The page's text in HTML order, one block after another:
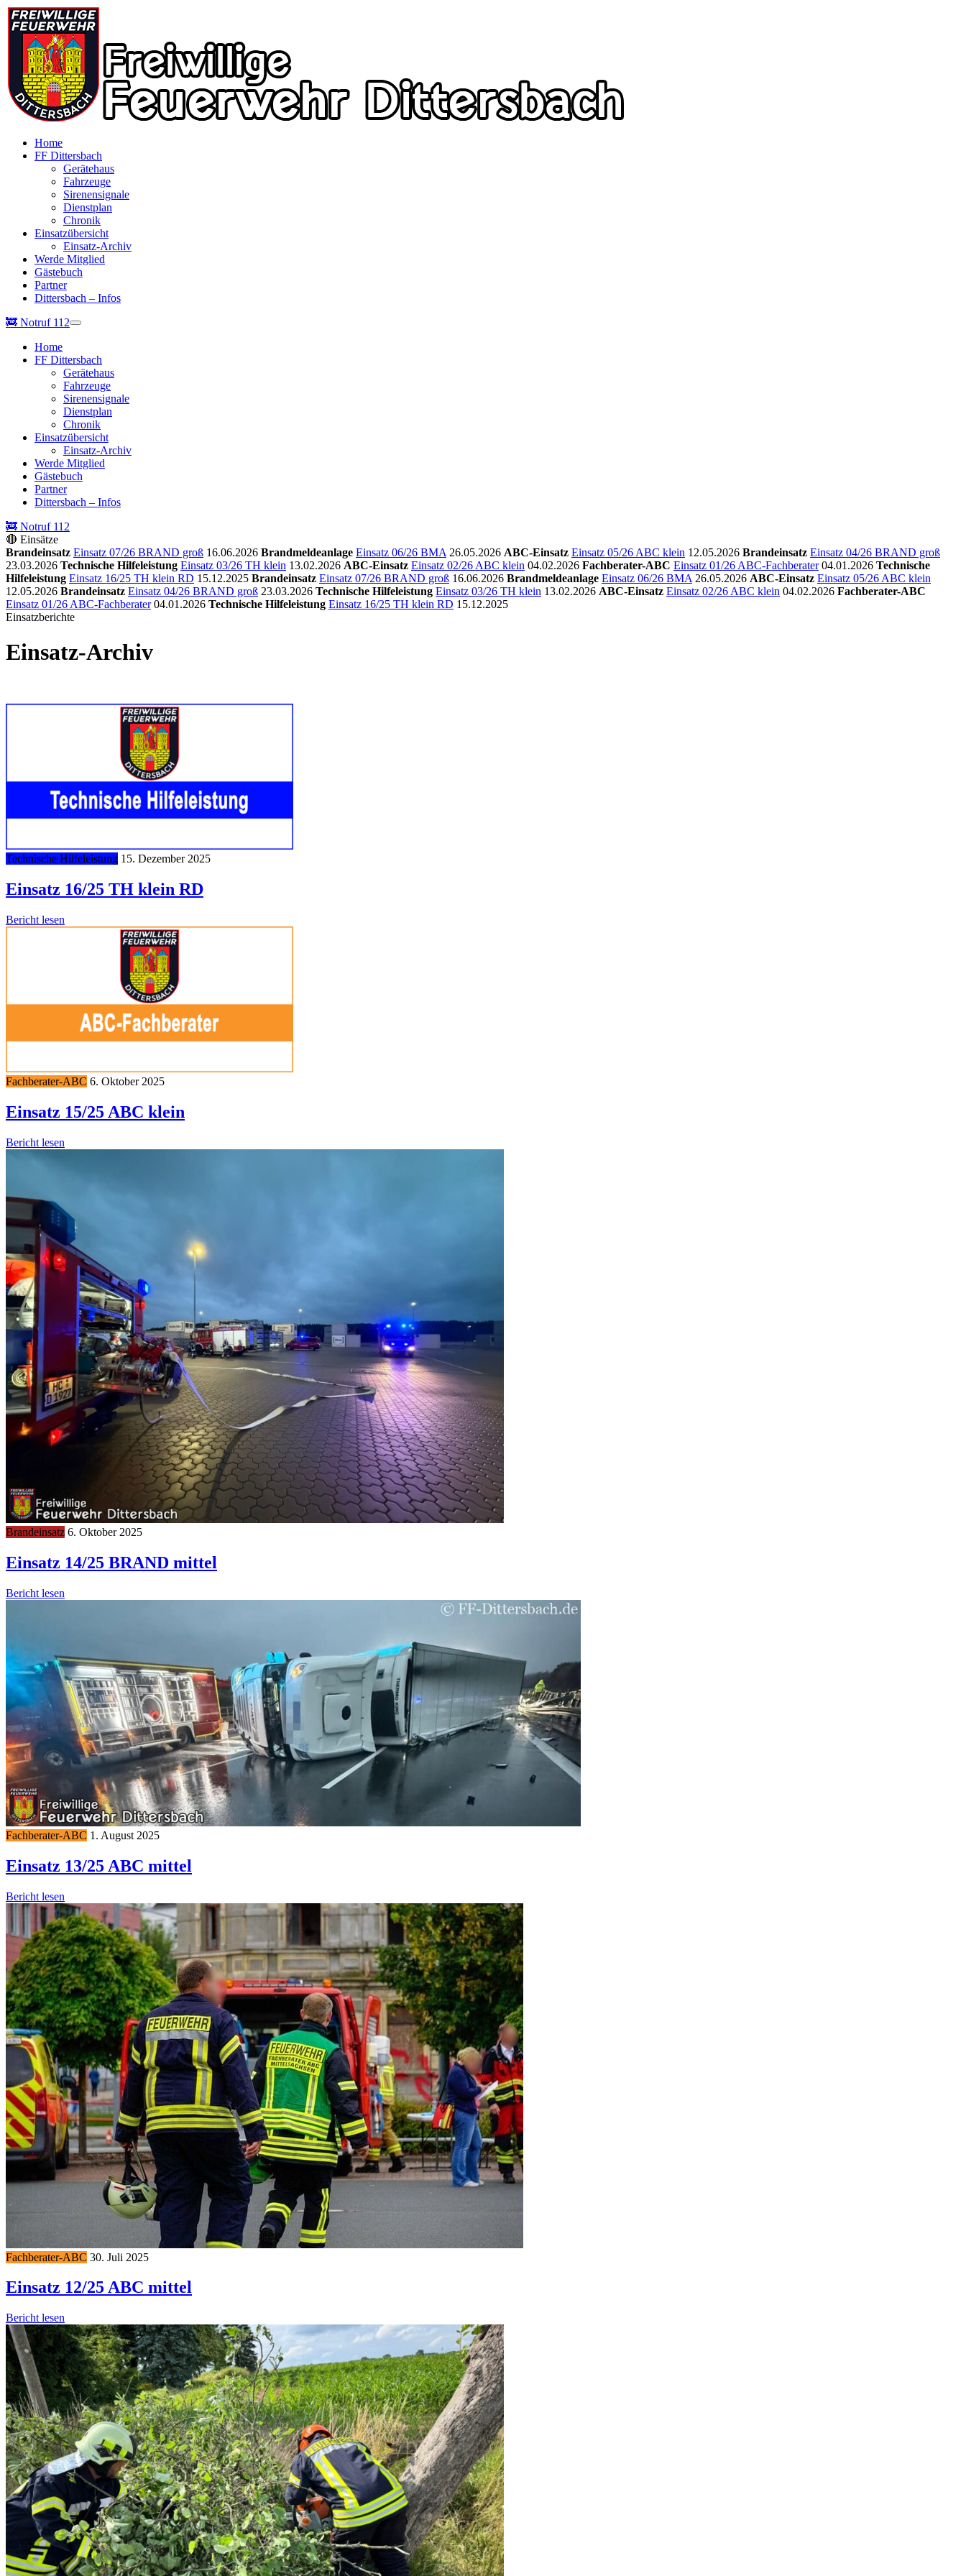
Home
FF Dittersbach
Gerätehaus
Fahrzeuge
Sirenensignale
Dienstplan
Chronik
Einsatzübersicht
Einsatz-Archiv
Werde Mitglied
Gästebuch
Partner
Dittersbach – Infos
🚒 Notruf 112
Home
FF Dittersbach
Gerätehaus
Fahrzeuge
Sirenensignale
Dienstplan
Chronik
Einsatzübersicht
Einsatz-Archiv
Werde Mitglied
Gästebuch
Partner
Dittersbach – Infos
🚒 Notruf 112
🔴 Einsätze
Brandeinsatz Einsatz 07/26 BRAND groß 16.06.2026 Brandmeldeanlage Einsatz 06/26 BMA 26.05.2026 ABC-Einsatz Einsatz 05/26 ABC klein 12.05.2026 Brandeinsatz Einsatz 04/26 BRAND groß
23.03.2026 Technische Hilfeleistung Einsatz 03/26 TH klein 13.02.2026 ABC-Einsatz Einsatz 02/26 ABC klein 04.02.2026 Fachberater-ABC Einsatz 01/26 ABC-Fachberater 04.01.2026 Technische
Hilfeleistung Einsatz 16/25 TH klein RD 15.12.2025 Brandeinsatz Einsatz 07/26 BRAND groß 16.06.2026 Brandmeldeanlage Einsatz 06/26 BMA 26.05.2026 ABC-Einsatz Einsatz 05/26 ABC klein
12.05.2026 Brandeinsatz Einsatz 04/26 BRAND groß 23.03.2026 Technische Hilfeleistung Einsatz 03/26 TH klein 13.02.2026 ABC-Einsatz Einsatz 02/26 ABC klein 04.02.2026 Fachberater-ABC
Einsatz 01/26 ABC-Fachberater 04.01.2026 Technische Hilfeleistung Einsatz 16/25 TH klein RD 15.12.2025
Einsatzberichte
Einsatz-Archiv
Technische Hilfeleistung 15. Dezember 2025
Einsatz 16/25 TH klein RD
Bericht lesen
Fachberater-ABC 6. Oktober 2025
Einsatz 15/25 ABC klein
Bericht lesen
Brandeinsatz 6. Oktober 2025
Einsatz 14/25 BRAND mittel
Bericht lesen
Fachberater-ABC 1. August 2025
Einsatz 13/25 ABC mittel
Bericht lesen
Fachberater-ABC 30. Juli 2025
Einsatz 12/25 ABC mittel
Bericht lesen